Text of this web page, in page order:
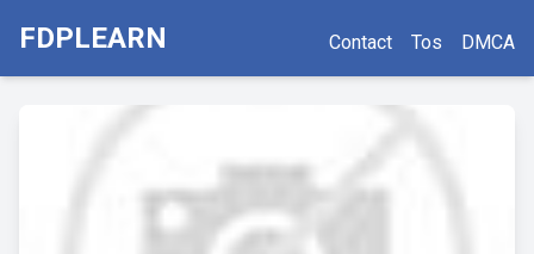
FDPLEARN Contact Tos DMCA